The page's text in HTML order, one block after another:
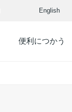
English
便利につかう